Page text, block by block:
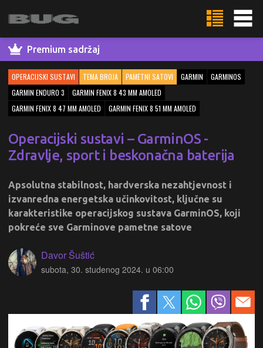
Premium sadržaj
OPERACIJSKI SUSTAVI TEMA BROJA PAMETNI SATOVI GARMIN
GARMINOS
GARMIN ENDURO 3
GARMIN FENIX 8 43 MM AMOLED
GARMIN FENIX 8 47 MM AMOLED
GARMIN FENIX 8 51 MM AMOLED
Operacijski sustavi – GarminOS -
Zdravlje, sport i beskonačna baterija
Apsolutna stabilnost, hardverska nezahtjevnost i
izvanredna energetska učinkovitost, ključne su
karakteristike operacijskog sustava GarminOS, koji
pokreće sve Garminove pametne satove
Davor Šuštić
subota, 30. studenog 2024. u 06:00